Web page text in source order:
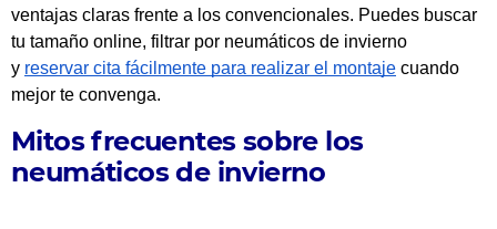
ventajas claras frente a los convencionales. Puedes buscar
tu tamaño online, filtrar por neumáticos de invierno
y reservar cita fácilmente para realizar el montaje cuando
mejor te convenga.
Mitos frecuentes sobre los
neumáticos de invierno